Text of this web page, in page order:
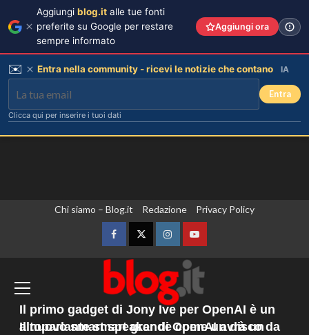
Chi siamo – Blog.it Redazione Privacy Policy
FacebookTwitterInstagramYouTube
Menu
principale
Gli Houthi attaccano le forze governative
in Yemen, almeno 45 morti
Giuseppe Recca 7 Agosto 2026 : 8:05
Il primo gadget di Jony Ive per OpenAI è un
altoparlante smart grande come un disco da
Il nuovo smart speaker di OpenAI avrà un
Rihanna in lingerie: dopo 10 anni, è
tornata in studio per il nuovo album!
Cristian confessa il tradimento con
Soraya: “Ho tradito” e rompe il
silenzio
Aggiungi blog.it alle tue fonti
preferite su Google per restare
sempre informato
Aggiungi ora
✉️ Entra nella community - ricevi le notizie che contano IA
Entra
Clicca qui per inserire i tuoi dati